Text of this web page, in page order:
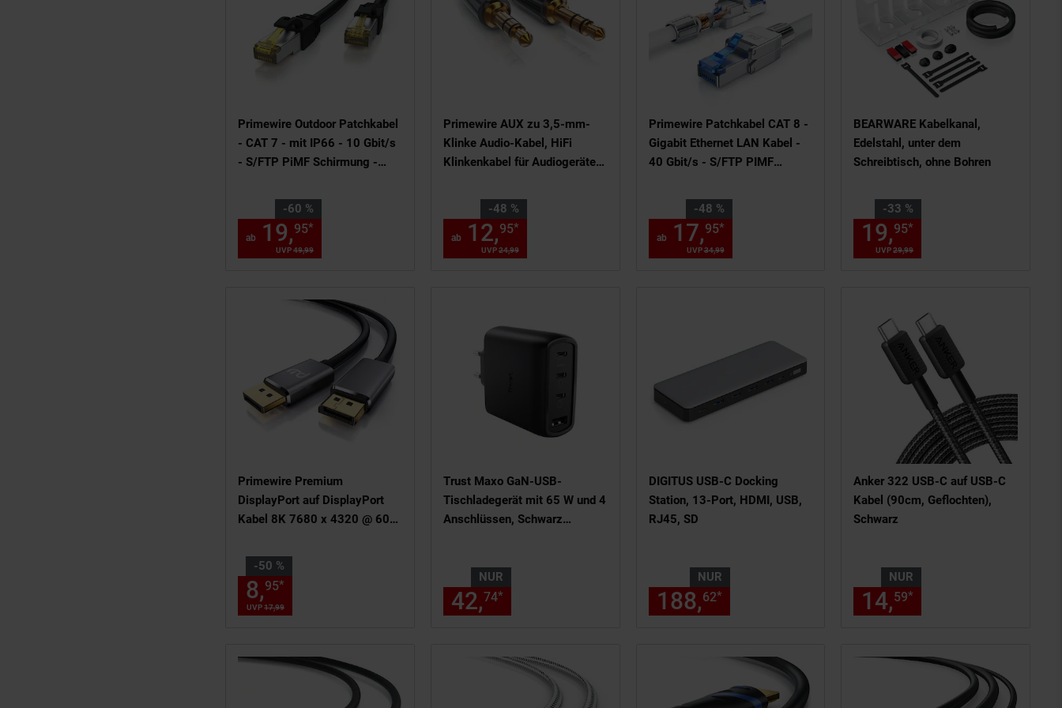
Primewire Outdoor Patchkabel
- CAT 7 - mit IP66 - 10 Gbit/s
- S/FTP PiMF Schirmung -
-60 %
Sie Sparen 60 Prozent,
UVP49,99
ab 19,95* € Sternchen Fußnote, Details am Seitenende
Primewire AUX zu 3,5-mm-
Klinke Audio-Kabel, HiFi
Klinkenkabel für Audiogeräte
-48 %
Sie Sparen 48 Prozent,
UVP24,99UVP : 24,
ab 12,95* € Sternchen Fußnote, Details am
Primewire Patchkabel CAT 8 -
Gigabit Ethernet LAN Kabel -
40 Gbit/s - S/FTP PIMF
-48 %
Sie Sparen 48 Prozent,
UVP34,99UVP : 34,
ab 17,95* € Sternchen Fußnote,
BEARWARE Kabelkanal,
Edelstahl, unter dem
Schreibtisch, ohne Bohren
-33 %
Sie Sparen 33 Prozent,
UVP29,99
19,95*
Primewire Premium
DisplayPort auf DisplayPort
Kabel 8K 7680 x 4320 @ 60
-50 %
Sie Sparen 50 Prozent,
UVP17,99
8,95* Aktueller Preis: 8,95€ Sternchen Fußnote, Details am Seitenende
Trust Maxo GaN-USB-
Tischladegerät mit 65 W und 4
Anschlüssen, Schwarz
NUR
42,74* € Sternchen Fußnote, Details am
DIGITUS USB-C Docking
Station, 13-Port, HDMI, USB,
RJ45, SD
NUR
188,62* € Sternchen
Anker 322 USB-C auf USB-C
Kabel (90cm, Geflochten),
Schwarz
NUR
14,59*